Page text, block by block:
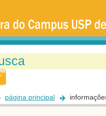
página principal